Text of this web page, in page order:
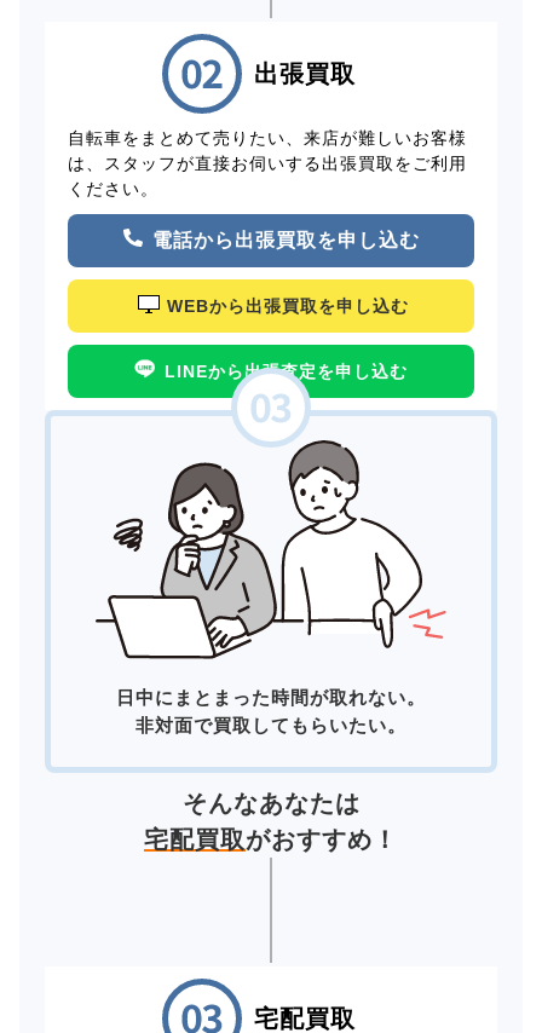
出張買取
自転車をまとめて売りたい、来店が難しいお客様
は、スタッフが直接お伺いする出張買取をご利用
ください。
電話から出張買取を申し込む
WEBから出張買取を申し込む
LINEから出張査定を申し込む
日中にまとまった時間が取れない。
非対面で買取してもらいたい。
そんなあなたは
宅配買取がおすすめ！
宅配買取